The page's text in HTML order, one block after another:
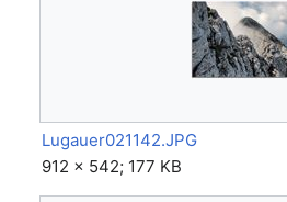
Lugauer021142.JPG
912 × 542; 177 KB